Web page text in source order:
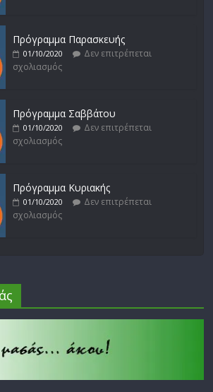
Πρόγραμμα Παρασκευής
01/10/2020
Δεν επιτρέπεται
σχολιασμός
Πρόγραμμα Σαββάτου
01/10/2020
Δεν επιτρέπεται
σχολιασμός
Πρόγραμμα Κυριακής
01/10/2020
Δεν επιτρέπεται
σχολιασμός